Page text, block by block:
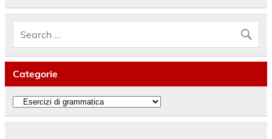
Categorie
Categorie